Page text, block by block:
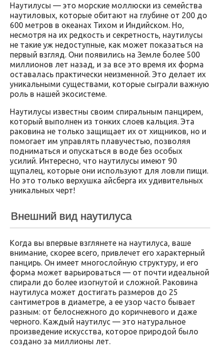
Наутилусы — это морские моллюски из семейства
наутиловых, которые обитают на глубине от 200 до
600 метров в океанах Тихом и Индийском. Но,
несмотря на их редкость и секретность, наутилусы
не такие уж недоступные, как может показаться на
первый взгляд. Они появились на Земле более 500
миллионов лет назад, и за все это время их форма
оставалась практически неизменной. Это делает их
уникальными существами, которые сыграли важную
роль в нашей экосистеме.
Наутилусы известны своим спиральным панцирем,
который выполнен из тонких слоев кальция. Эта
раковина не только защищает их от хищников, но и
помогает им управлять плавучестью, позволяя
подниматься и опускаться в воде без особых
усилий. Интересно, что наутилусы имеют 90
щупалец, которые они используют для ловли пищи.
Но это только верхушка айсберга их удивительных
уникальных черт!
Внешний вид наутилуса
Когда вы впервые взглянете на наутилуса, ваше
внимание, скорее всего, привлечет его характерный
панцирь. Он имеет многослойную структуру, и его
форма может варьироваться — от почти идеальной
спирали до более изогнутой и сложной. Раковина
наутилуса может достигать размеров до 25
сантиметров в диаметре, а ее узор часто бывает
разным: от белоснежного до коричневого и даже
черного. Каждый наутилус — это натуральное
произведение искусства, которое природой было
создано за миллионы лет.